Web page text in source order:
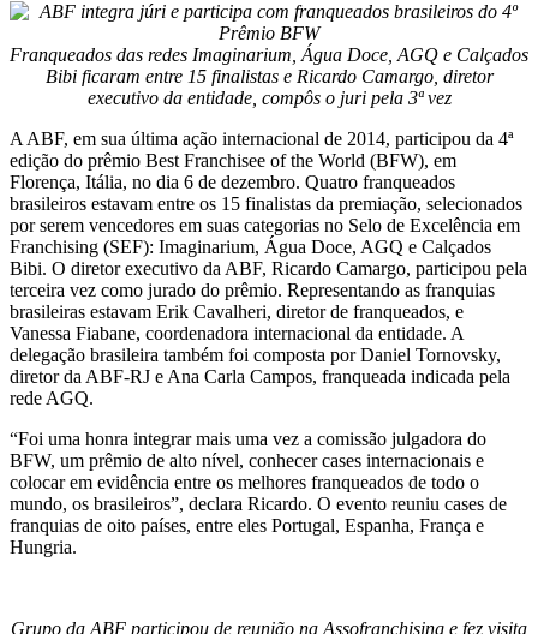
Franqueados das redes Imaginarium, Água Doce, AGQ e Calçados
Bibi ficaram entre 15 finalistas e Ricardo Camargo, diretor
executivo da entidade, compôs o juri pela 3ª vez
A ABF, em sua última ação internacional de 2014, participou da 4ª
edição do prêmio Best Franchisee of the World (BFW), em
Florença, Itália, no dia 6 de dezembro. Quatro franqueados
brasileiros estavam entre os 15 finalistas da premiação, selecionados
por serem vencedores em suas categorias no Selo de Excelência em
Franchising (SEF): Imaginarium, Água Doce, AGQ e Calçados
Bibi. O diretor executivo da ABF, Ricardo Camargo, participou pela
terceira vez como jurado do prêmio. Representando as franquias
brasileiras estavam Erik Cavalheri, diretor de franqueados, e
Vanessa Fiabane, coordenadora internacional da entidade. A
delegação brasileira também foi composta por Daniel Tornovsky,
diretor da ABF-RJ e Ana Carla Campos, franqueada indicada pela
rede AGQ.
“Foi uma honra integrar mais uma vez a comissão julgadora do
BFW, um prêmio de alto nível, conhecer cases internacionais e
colocar em evidência entre os melhores franqueados de todo o
mundo, os brasileiros”, declara Ricardo. O evento reuniu cases de
franquias de oito países, entre eles Portugal, Espanha, França e
Hungria.
Grupo da ABF participou de reunião na Assofranchising e fez visita